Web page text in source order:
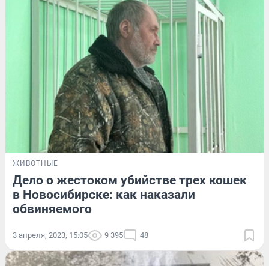
ЖИВОТНЫЕ
Дело о жестоком убийстве трех кошек
в Новосибирске: как наказали
обвиняемого
3 апреля, 2023, 15:05 9 395 48